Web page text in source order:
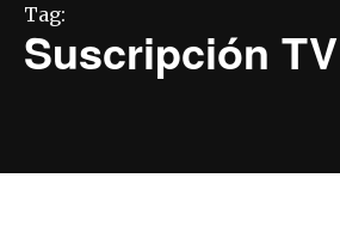
Tag:
Suscripción TV